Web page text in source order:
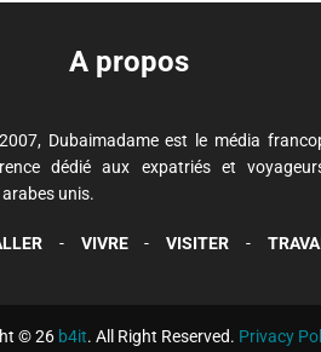
A propos
Dubaimadame est le média
dédié aux expatriés et
unis.
- VIVRE - VISITER -
© 26 b4it. All Right Reserved. Privacy